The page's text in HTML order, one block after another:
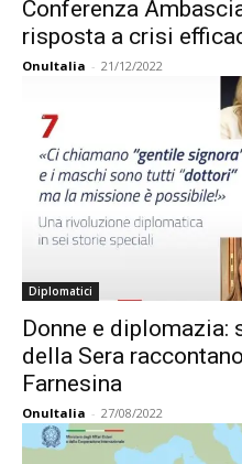
Conferenza
risposta a crisi
OnuItalia - 21/12/2022
Diplomatici
Donne e diplomazia:
della Sera
Farnesina
OnuItalia - 27/08/2022